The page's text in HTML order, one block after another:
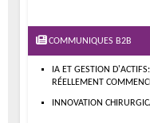
COMMUNIQUES B2B
IA ET GESTION
RÉELLEMENT
INNOVATION